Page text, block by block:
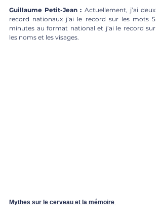
Guillaume Petit-Jean : Actuellement, j’ai deux
record nationaux j’ai le record sur les mots 5
minutes au format national et j’ai le record sur
les noms et les visages.
Mythes sur le cerveau et la mémoire